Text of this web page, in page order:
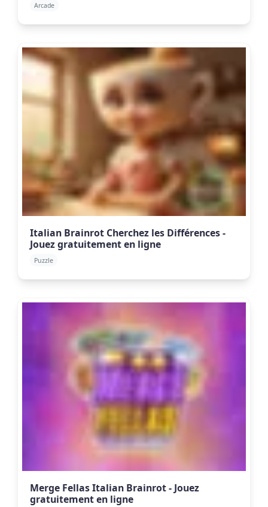
Arcade
Italian Brainrot Cherchez les Différences -
Jouez gratuitement en ligne
Puzzle
Merge Fellas Italian Brainrot - Jouez
gratuitement en ligne